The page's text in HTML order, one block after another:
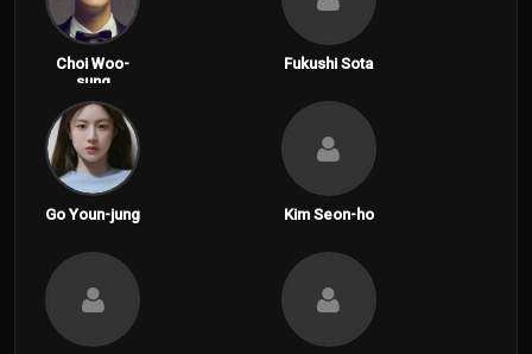
Choi Woo-
sung
Fukushi Sota
Go Youn-jung Kim Seon-ho